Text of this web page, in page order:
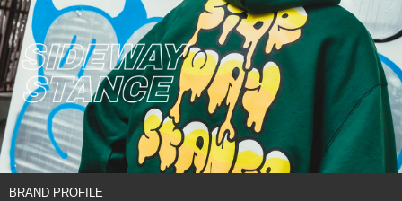
BRAND PROFILE